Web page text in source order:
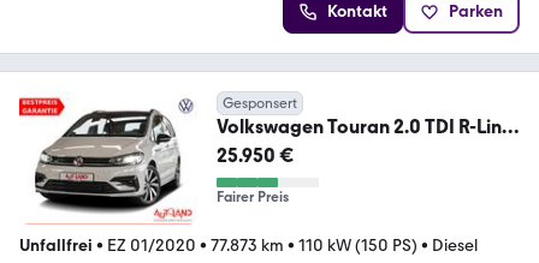
Kontakt Parken
Gesponsert
Volkswagen Touran 2.0 TDI R-Line
LED Navi ACC Sitzheizung
25.950 €
Fairer Preis
Unfallfrei • EZ 01/2020 • 77.873 km • 110 kW (150 PS) • Diesel